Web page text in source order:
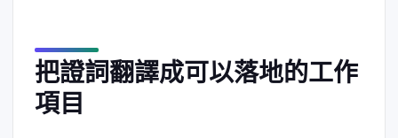
把證詞翻譯成可以落地的工作
項目